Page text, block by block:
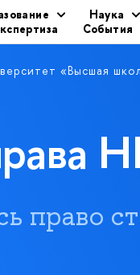
Наука
События
«Высшая
право